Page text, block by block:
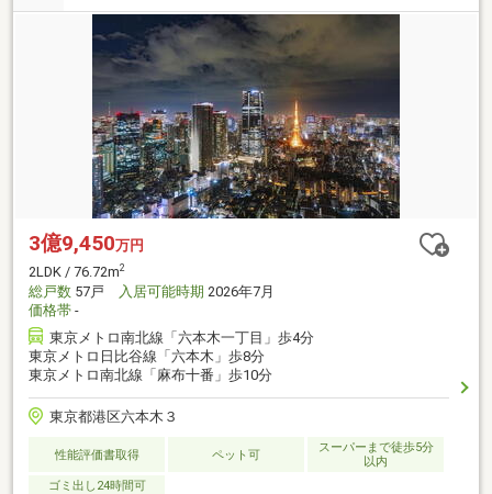
3億9,450万円
2LDK / 76.72m2
総戸数 57戸 入居可能時期 2026年7月
価格帯 -
東京メトロ南北線「六本木一丁目」歩4分
東京メトロ日比谷線「六本木」歩8分
東京メトロ南北線「麻布十番」歩10分
東京都港区六本木３
性能評価書取得 ペット可
スーパーまで徒歩5分
以内
ゴミ出し24時間可